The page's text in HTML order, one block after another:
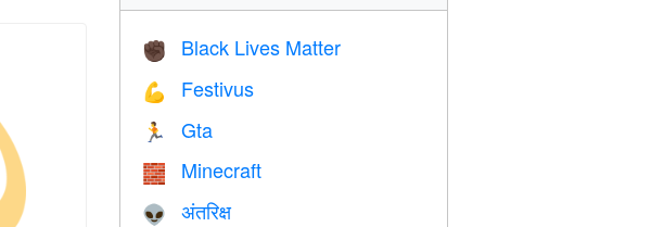
✊🏿 Black Lives Matter
💪 Festivus
🏃 Gta
🧱 Minecraft
👽 अंतरिक्ष